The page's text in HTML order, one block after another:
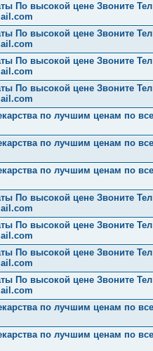
По высокой цене Звоните
По высокой цене Звоните
По высокой цене Звоните
По высокой цене Звоните
по лучшим ценам по
по лучшим ценам по
по лучшим ценам по
По высокой цене Звоните
По высокой цене Звоните
По высокой цене Звоните
По высокой цене Звоните
по лучшим ценам по
по лучшим ценам по